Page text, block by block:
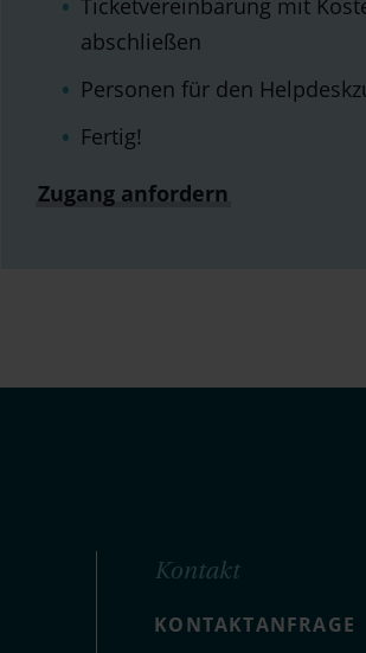
abschließen
Personen für den
Fertig!
Zugang anfordern
Kontakt
KONTAKTANFRAGE